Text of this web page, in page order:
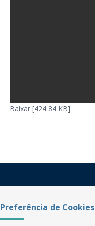
Baixar [424.84 KB]
Preferência de Cookies